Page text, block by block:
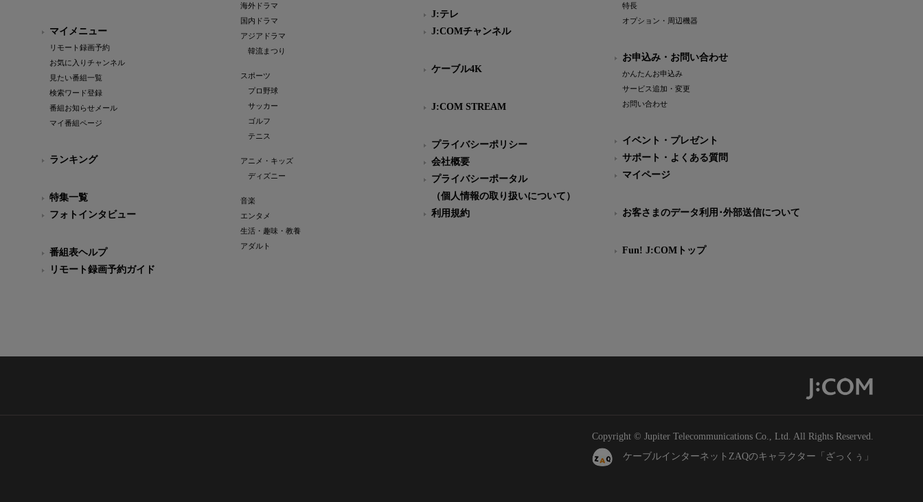
マイメニュー
リモート録画予約
お気に入りチャンネル
見たい番組一覧
検索ワード登録
番組お知らせメール
マイ番組ページ
ランキング
特集一覧
フォトインタビュー
番組表ヘルプ
リモート録画予約ガイド
海外ドラマ
国内ドラマ
アジアドラマ
韓流まつり
スポーツ
プロ野球
サッカー
ゴルフ
テニス
アニメ・キッズ
ディズニー
音楽
エンタメ
生活・趣味・教養
アダルト
J:テレ
J:COMチャンネル
ケーブル4K
J:COM STREAM
プライバシーポリシー
会社概要
プライバシーポータル
（個人情報の取り扱いについて）
利用規約
特長
オプション・周辺機器
お申込み・お問い合わせ
かんたんお申込み
サービス追加・変更
お問い合わせ
イベント・プレゼント
サポート・よくある質問
マイページ
お客さまのデータ利用･外部送信について
Fun! J:COMトップ
Copyright © Jupiter Telecommunications Co., Ltd. All Rights Reserved.
ケーブルインターネットZAQのキャラクター「ざっくぅ」